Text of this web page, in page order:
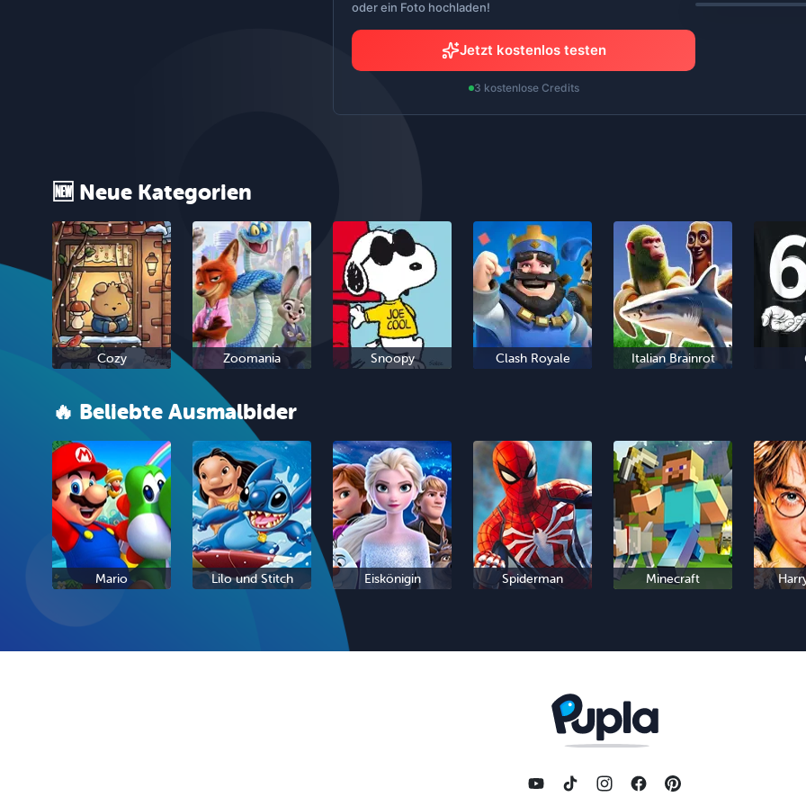
oder ein Foto hochladen!
Jetzt kostenlos testen
3 kostenlose Credits
🆕 Neue Kategorien
Cozy Zoomania Snoopy Clash Royale Italian Brainrot
🔥 Beliebte Ausmalbider
Mario Lilo und Stitch Eiskönigin Spiderman Minecraft